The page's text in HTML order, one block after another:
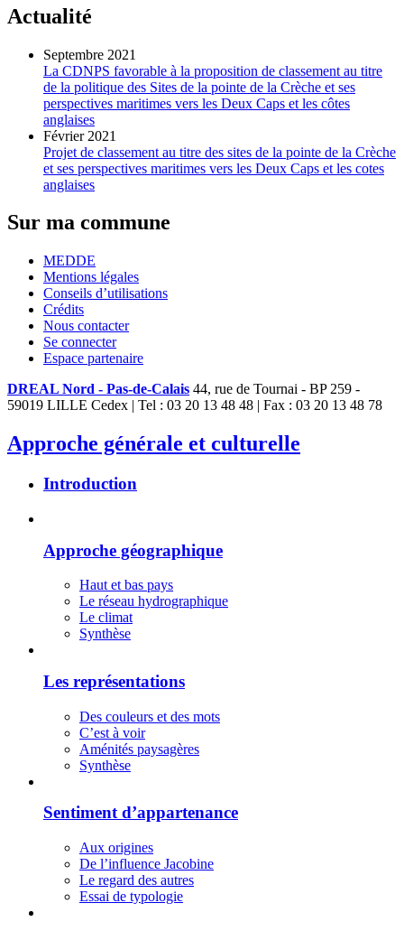
Actualité
Septembre 2021
La CDNPS favorable à la proposition de classement au titre
de la politique des Sites de la pointe de la Crèche et ses
perspectives maritimes vers les Deux Caps et les côtes
anglaises
Février 2021
Projet de classement au titre des sites de la pointe de la Crèche
et ses perspectives maritimes vers les Deux Caps et les cotes
anglaises
Sur ma commune
MEDDE
Mentions légales
Conseils d’utilisations
Crédits
Nous contacter
Se connecter
Espace partenaire
DREAL Nord - Pas-de-Calais 44, rue de Tournai - BP 259 -
59019 LILLE Cedex | Tel : 03 20 13 48 48 | Fax : 03 20 13 48 78
Approche générale et culturelle
Introduction
Approche géographique
Haut et bas pays
Le réseau hydrographique
Le climat
Synthèse
Les représentations
Des couleurs et des mots
C’est à voir
Aménités paysagères
Synthèse
Sentiment d’appartenance
Aux origines
De l’influence Jacobine
Le regard des autres
Essai de typologie